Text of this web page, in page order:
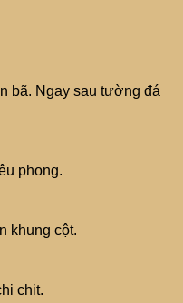
bã. Ngay sau tường đá
phong.
khung cột.
chit.